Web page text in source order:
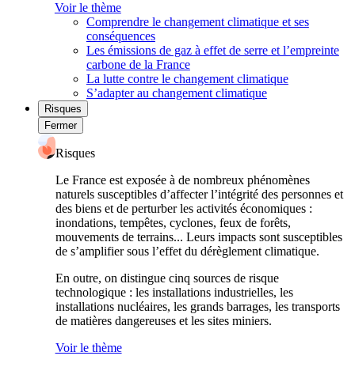
Voir le thème
Comprendre le changement climatique et ses
conséquences
Les émissions de gaz à effet de serre et l’empreinte
carbone de la France
La lutte contre le changement climatique
S’adapter au changement climatique
Risques
Fermer
Risques
Le France est exposée à de nombreux phénomènes
naturels susceptibles d’affecter l’intégrité des personnes et
des biens et de perturber les activités économiques :
inondations, tempêtes, cyclones, feux de forêts,
mouvements de terrains... Leurs impacts sont susceptibles
de s’amplifier sous l’effet du dérèglement climatique.
En outre, on distingue cinq sources de risque
technologique : les installations industrielles, les
installations nucléaires, les grands barrages, les transports
de matières dangereuses et les sites miniers.
Voir le thème